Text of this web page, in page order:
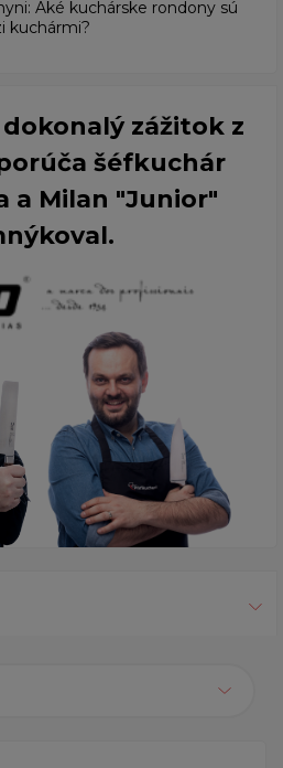
Aké kuchárske rondony sú
kuchármi?
dokonalý zážitok z
šéfkuchár
a Milan "Junior"